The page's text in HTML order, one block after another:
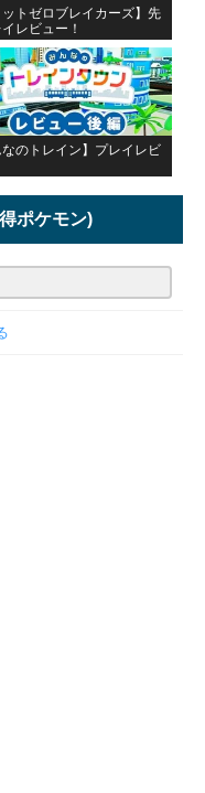
ットゼロブレイカーズ】先
レビュー！
なのトレイン】プレイレビ
ポケモン)